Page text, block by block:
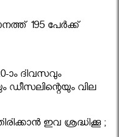
195 പേര്‍ക്ക്
ാം ദിവസവും
ഡീസലിന്റെയും വില
ഇവ ശ്രദ്ധിക്കൂ ;